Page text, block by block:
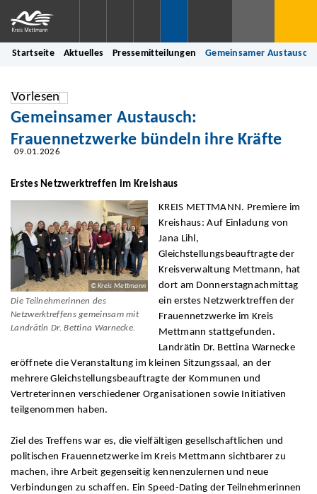
Startseite Aktuelles Pressemitteilungen Gemeinsamer
Vorlesen
Gemeinsamer Austausch:
Frauennetzwerke bündeln ihre Kräfte
09.01.2026
Erstes Netzwerktreffen im Kreishaus
© Kreis Mettmann
Die Teilnehmerinnen des
Netzwerktreffens gemeinsam mit
Landrätin Dr. Bettina Warnecke.
KREIS METTMANN. Premiere im
Kreishaus: Auf Einladung von
Jana Lihl,
Gleichstellungsbeauftragte der
Kreisverwaltung Mettmann, hat
dort am Donnerstagnachmittag
ein erstes Netzwerktreffen der
Frauennetzwerke im Kreis
Mettmann stattgefunden.
Landrätin Dr. Bettina Warnecke
eröffnete die Veranstaltung im kleinen Sitzungssaal, an der
mehrere Gleichstellungsbeauftragte der Kommunen und
Vertreterinnen verschiedener Organisationen sowie Initiativen
teilgenommen haben.
Ziel des Treffens war es, die vielfältigen gesellschaftlichen und
politischen Frauennetzwerke im Kreis Mettmann sichtbarer zu
machen, ihre Arbeit gegenseitig kennenzulernen und neue
Verbindungen zu schaffen. Ein Speed-Dating der Teilnehmerinnen